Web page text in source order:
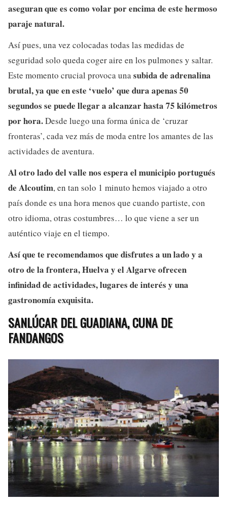
aseguran que es como volar por encima de este hermoso
paraje natural.
Así pues, una vez colocadas todas las medidas de
seguridad solo queda coger aire en los pulmones y saltar.
Este momento crucial provoca unasubida de adrenalina
brutal, ya que en este ‘vuelo’ que dura apenas 50
segundos se puede llegar a alcanzar hasta 75 kilómetros
por hora.Desde luego una forma única de ‘cruzar
fronteras’, cada vez más de moda entre los amantes de las
actividades de aventura.
Al otro lado del valle nos espera el municipio portugués
de Alcoutim, en tan solo 1 minuto hemos viajado a otro
país donde es una hora menos que cuando partiste, con
otro idioma, otras costumbres… lo que viene a ser un
auténtico viaje en el tiempo.
Así que te recomendamos que disfrutes a un lado y a
otro de la frontera, Huelva y el Algarve ofrecen
infinidad de actividades, lugares de interés y una
gastronomía exquisita.
SANLÚCAR DEL GUADIANA, CUNA DE
FANDANGOS